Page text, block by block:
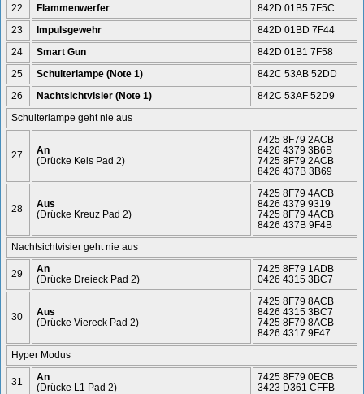
22
Flammenwerfer
842D 01B5 7F5C
23
Impulsgewehr
842D 01BD 7F44
24
Smart Gun
842D 01B1 7F58
25
Schulterlampe (Note 1)
842C 53AB 52DD
26
Nachtsichtvisier (Note 1)
842C 53AF 52D9
Schulterlampe geht nie aus
27
An
(Drücke Keis Pad 2)
7425 8F79 2ACB
8426 4379 3B6B
7425 8F79 2ACB
8426 437B 3B69
28
Aus
(Drücke Kreuz Pad 2)
7425 8F79 4ACB
8426 4379 9319
7425 8F79 4ACB
8426 437B 9F4B
Nachtsichtvisier geht nie aus
29
An
(Drücke Dreieck Pad 2)
7425 8F79 1ADB
0426 4315 3BC7
30
Aus
(Drücke Viereck Pad 2)
7425 8F79 8ACB
8426 4315 3BC7
7425 8F79 8ACB
8426 4317 9F47
Hyper Modus
31
An
(Drücke L1 Pad 2)
7425 8F79 0ECB
3423 D361 CFFB